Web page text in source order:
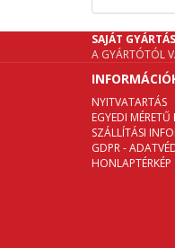
SAJÁT
A GYÁRTÓTÓL
NYITVATARTÁS
EGYEDI
SZÁLLÍTÁSI
GDPR -
HONLAPTÉRKÉP